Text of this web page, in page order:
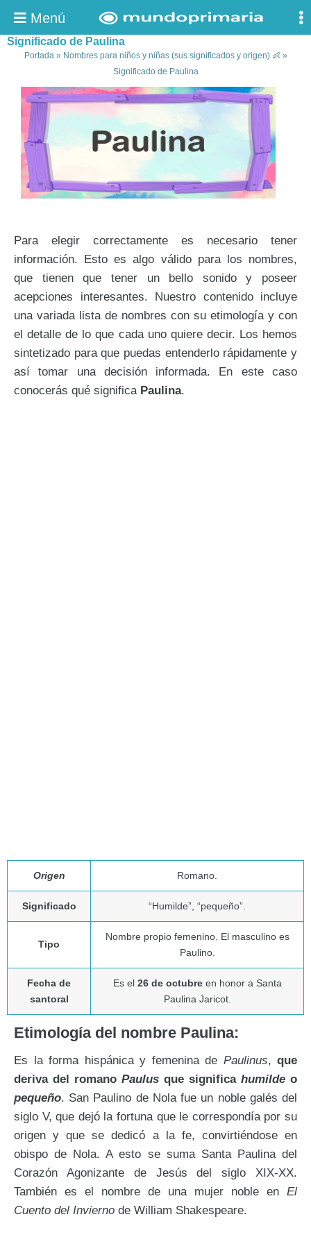
Menú
Significado de Paulina
Portada» Nombres para niños y niñas (sus significados y origen) 👶»
Significado de Paulina
Para elegir correctamente es necesario tener
información. Esto es algo válido para los nombres,
que tienen que tener un bello sonido y poseer
acepciones interesantes. Nuestro contenido incluye
una variada lista de nombres con su etimología y con
el detalle de lo que cada uno quiere decir. Los hemos
sintetizado para que puedas entenderlo rápidamente y
así tomar una decisión informada. En este caso
conocerás qué significa Paulina.
Origen Romano.
Significado “Humilde”, “pequeño”.
Tipo
Nombre propio femenino. El masculino es
Paulino.
Fecha de
santoral
Es el 26 de octubreen honor a Santa
Paulina Jaricot.
Etimología del nombre Paulina:
Es la forma hispánica y femenina de Paulinus, que
deriva del romano Paulus que significa humilde o
pequeño. San Paulino de Nola fue un noble galés del
siglo V, que dejó la fortuna que le correspondía por su
origen y que se dedicó a la fe, convirtiéndose en
obispo de Nola. A esto se suma Santa Paulina del
Corazón Agonizante de Jesús del siglo XIX-XX.
También es el nombre de una mujer noble en El
Cuento del Invierno de William Shakespeare.